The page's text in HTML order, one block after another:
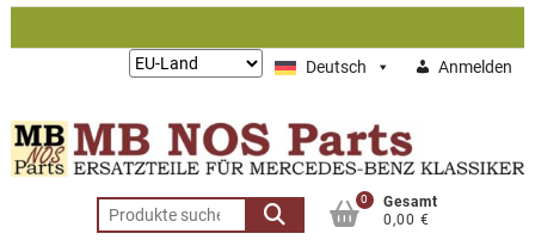
Zum
Deutsch Anmelden
Lieferung
Suchen
nach:
0
Gesamt
0,00 €